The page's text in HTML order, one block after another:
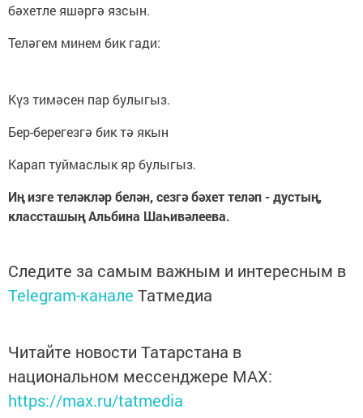
бәхетле яшәргә язсын.
Теләгем минем бик гади:
Күз тимәсен пар булыгыз.
Бер-берегезгә бик тә якын
Карап туймаслык яр булыгыз.
Иң изге теләкләр белән, сезгә бәхет теләп - дустың,
классташың Альбина Шаһивәлеева.
Следите за самым важным и интересным в
Telegram-канале Татмедиа
Читайте новости Татарстана в
национальном мессенджере MАХ:
https://max.ru/tatmedia